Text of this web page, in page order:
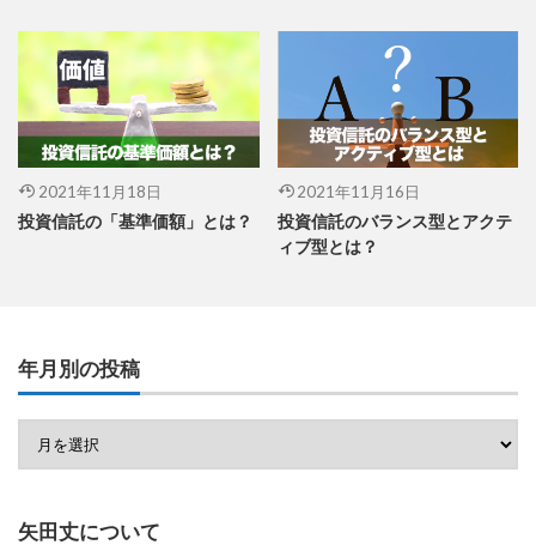
2021年11月18日
投資信託の「基準価額」とは？
2021年11月16日
投資信託のバランス型とアクテ
ィブ型とは？
年月別の投稿
矢田丈について